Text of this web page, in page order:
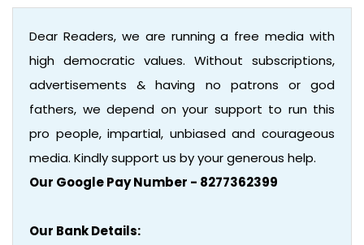
Dear Readers, we are running a free media with
high democratic values. Without subscriptions,
advertisements & having no patrons or god
fathers, we depend on your support to run this
pro people, impartial, unbiased and courageous
media. Kindly support us by your generous help.
Our Google Pay Number - 8277362399
Our Bank Details: